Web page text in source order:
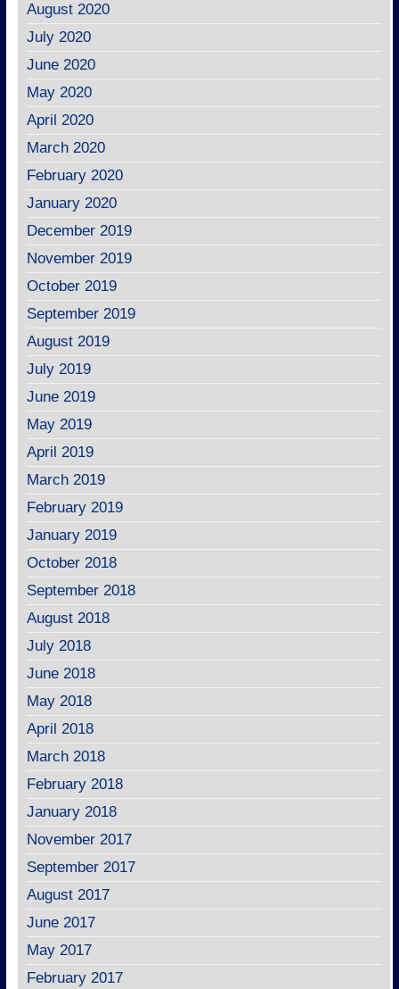
August 2020
July 2020
June 2020
May 2020
April 2020
March 2020
February 2020
January 2020
December 2019
November 2019
October 2019
September 2019
August 2019
July 2019
June 2019
May 2019
April 2019
March 2019
February 2019
January 2019
October 2018
September 2018
August 2018
July 2018
June 2018
May 2018
April 2018
March 2018
February 2018
January 2018
November 2017
September 2017
August 2017
June 2017
May 2017
February 2017